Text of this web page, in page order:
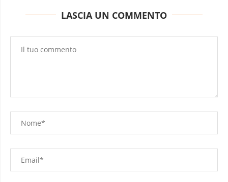
LASCIA UN COMMENTO